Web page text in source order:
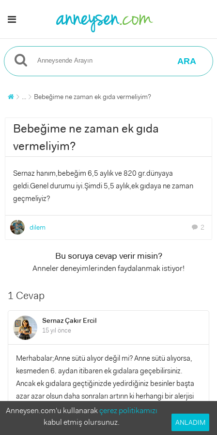
ARA
... Bebeğime ne zaman ek gıda vermeliyim?
Bebeğime ne zaman ek gıda
vermeliyim?
Sernaz hanım,bebeğim 6,5 aylık ve 820 gr.dünyaya
geldi.Genel durumu iyi.Şimdi 5,5 aylık,ek gıdaya ne zaman
geçmeliyiz?
dilem chat 2
Bu soruya cevap verir misin?
Anneler deneyimlerinden faydalanmak istiyor!
1 Cevap
Sernaz Çakır Ercil
15 yıl önce
Merhabalar;Anne sütü alıyor değil mi? Anne sütü alıyorsa,
kesmeden 6. aydan itibaren ek gıdalara geçebilirsiniz.
Ancak ek gıdalara geçtiğinizde yedirdiğiniz besinler başta
azar azar olsun daha sonraları artırın ki herhangi bir alerjisi
var mı yok mu onu öğrenirsiniz.Sağlıklı günler diliyorum.
Anneysen.com'u kullanarakçerez politikamızı
kabul etmiş olursunuz.
ANLADIM